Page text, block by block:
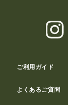
ご利用ガイド
よくあるご質問